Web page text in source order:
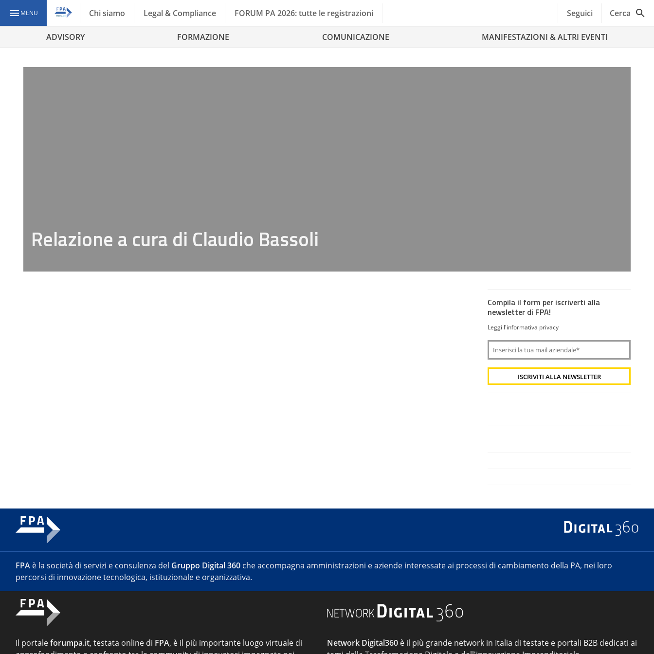
MENU Chi siamo Legal & Compliance FORUM PA 2026: tutte le registrazioni Seguici Cerca
ADVISORY FORMAZIONE COMUNICAZIONE MANIFESTAZIONI & ALTRI EVENTI
Relazione a cura di Claudio Bassoli
Compila il form per iscriverti alla
newsletter di FPA!
Leggi l'informativa privacy
FPA è la società di servizi e consulenza del Gruppo Digital 360 che accompagna amministrazioni e aziende interessate ai processi di cambiamento della PA, nei loro
percorsi di innovazione tecnologica, istituzionale e organizzativa.
Il portaleforumpa.it, testata online di FPA, è il più importante luogo virtuale di
Network Digital360 è il più grande network in Italia di testate e portali B2B dedicati ai